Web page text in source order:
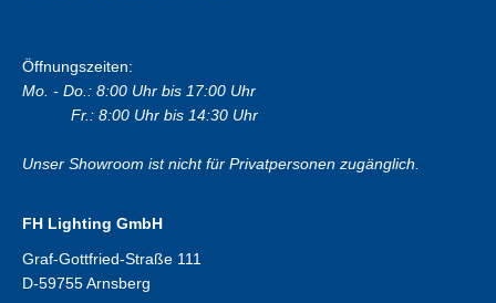
Öffnungszeiten:
Mo. - Do.: 8:00 Uhr bis 17:00 Uhr
Fr.: 8:00 Uhr bis 14:30 Uhr
Unser Showroom ist nicht für Privatpersonen zugänglich.
FH Lighting GmbH
Graf-Gottfried-Straße 111
D-59755 Arnsberg